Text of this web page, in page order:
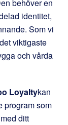
behöver en
identitet,
Som vi
viktigaste
och vårda
Loyaltykan
program som
ditt